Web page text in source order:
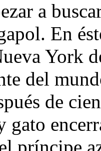
a
En
York
del
de
gato
príncipe